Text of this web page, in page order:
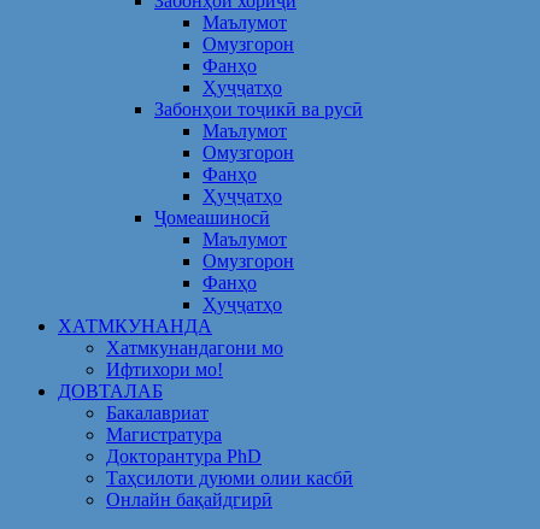
Маълумот
Омузгорон
Фанҳо
Ҳуҷҷатҳо
Забонҳои тоҷикӣ ва русӣ
Маълумот
Омузгорон
Фанҳо
Ҳуҷҷатҳо
Ҷомеашиносӣ
Маълумот
Омузгорон
Фанҳо
Ҳуҷҷатҳо
ХАТМКУНАНДА
Хатмкунандагони мо
Ифтихори мо!
ДОВТАЛАБ
Бакалавриат
Магистратура
Докторантура PhD
Таҳсилоти дуюми олии касбӣ
Онлайн бақайдгирӣ